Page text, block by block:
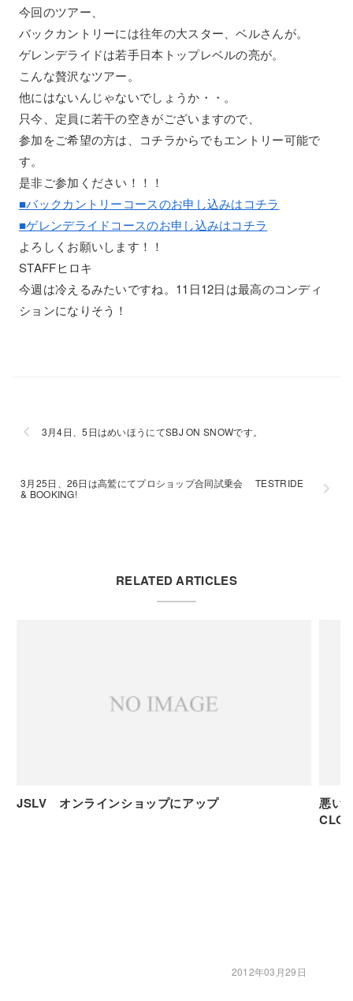
今回のツアー、
バックカントリーには往年の大スター、ベルさんが。
ゲレンデライドは若手日本トップレベルの亮が。
こんな贅沢なツアー。
他にはないんじゃないでしょうか・・。
只今、定員に若干の空きがございますので、
参加をご希望の方は、コチラからでもエントリー可能で
す。
是非ご参加ください！！！
■バックカントリーコースのお申し込みはコチラ
■ゲレンデライドコースのお申し込みはコチラ
よろしくお願いします！！
STAFFヒロキ
今週は冷えるみたいですね。11日12日は最高のコンディ
ションになりそう！
3月4日、5日はめいほうにてSBJ ON SNOWです。
3月25日、26日は高鷲にてプロショップ合同試乗会 TESTRIDE
& BOOKING!
RELATED ARTICLES
JSLV オンラインショップにアップ
2012年03月29日
悪い